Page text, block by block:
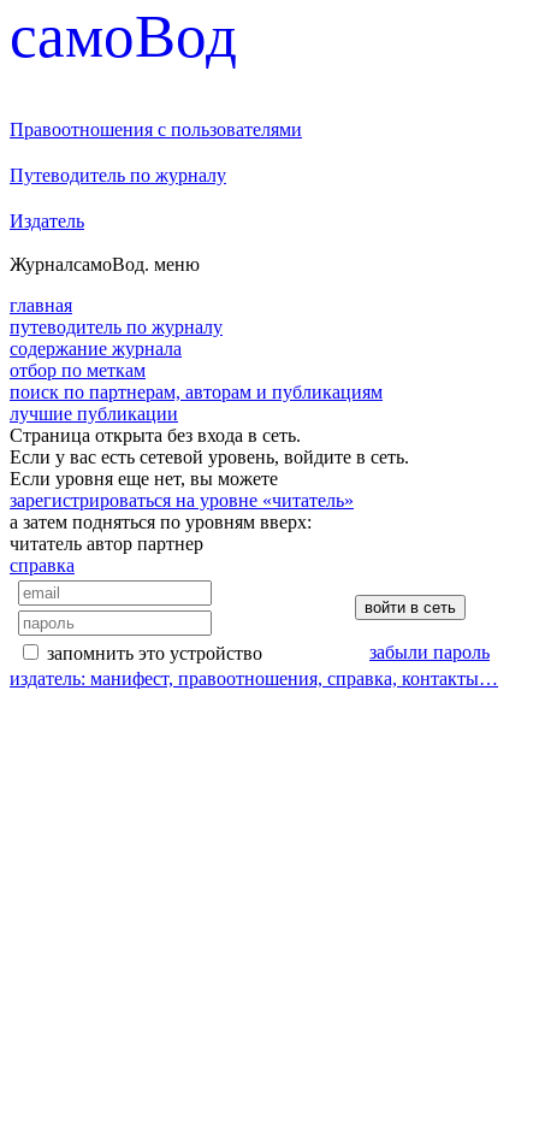
cамоВод
Правоотношения с пользователями
Путеводитель по журналу
Издатель
ЖурналсамоВод. меню
главная
путеводитель по журналу
содержание журнала
отбор по меткам
поиск по партнерам, авторам и публикациям
лучшие публикации
Страница открыта без входа в сеть.
Если у вас есть сетевой уровень, войдите в сеть.
Если уровня еще нет, вы можете
зарегистрироваться на уровне «читатель»
а затем подняться по уровням вверх:
читатель автор партнер
справка
запомнить это устройство
забыли пароль
издатель: манифест, правоотношения, справка, контакты…